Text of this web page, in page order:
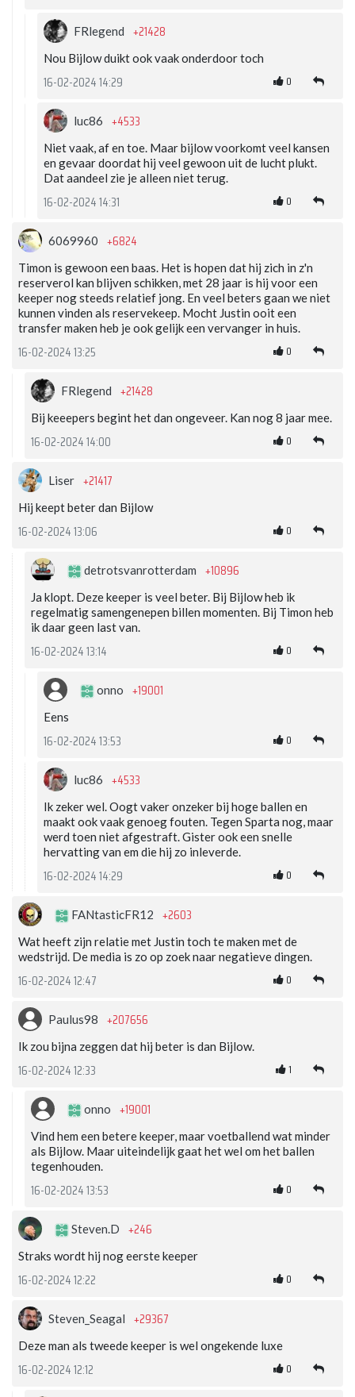
FRlegend +21428
Nou Bijlow duikt ook vaak onderdoor toch
16-02-2024 14:29 0
luc86 +4533
Niet vaak, af en toe. Maar bijlow voorkomt veel kansen
en gevaar doordat hij veel gewoon uit de lucht plukt.
Dat aandeel zie je alleen niet terug.
16-02-2024 14:31 0
6069960 +6824
Timon is gewoon een baas. Het is hopen dat hij zich in z'n
reserverol kan blijven schikken, met 28 jaar is hij voor een
keeper nog steeds relatief jong. En veel beters gaan we niet
kunnen vinden als reservekeep. Mocht Justin ooit een
transfer maken heb je ook gelijk een vervanger in huis.
16-02-2024 13:25 0
FRlegend +21428
Bij keeepers begint het dan ongeveer. Kan nog 8 jaar mee.
16-02-2024 14:00 0
Liser +21417
Hij keept beter dan Bijlow
16-02-2024 13:06 0
detrotsvanrotterdam +10896
Ja klopt. Deze keeper is veel beter. Bij Bijlow heb ik
regelmatig samengenepen billen momenten. Bij Timon heb
ik daar geen last van.
16-02-2024 13:14 0
onno +19001
Eens
16-02-2024 13:53 0
luc86 +4533
Ik zeker wel. Oogt vaker onzeker bij hoge ballen en
maakt ook vaak genoeg fouten. Tegen Sparta nog, maar
werd toen niet afgestraft. Gister ook een snelle
hervatting van em die hij zo inleverde.
16-02-2024 14:29 0
FANtasticFR12 +2603
Wat heeft zijn relatie met Justin toch te maken met de
wedstrijd. De media is zo op zoek naar negatieve dingen.
16-02-2024 12:47 0
Paulus98 +207656
Ik zou bijna zeggen dat hij beter is dan Bijlow.
16-02-2024 12:33 1
onno +19001
Vind hem een betere keeper, maar voetballend wat minder
als Bijlow. Maar uiteindelijk gaat het wel om het ballen
tegenhouden.
16-02-2024 13:53 0
Steven.D +246
Straks wordt hij nog eerste keeper
16-02-2024 12:22 0
Steven_Seagal +29367
Deze man als tweede keeper is wel ongekende luxe
16-02-2024 12:12 0